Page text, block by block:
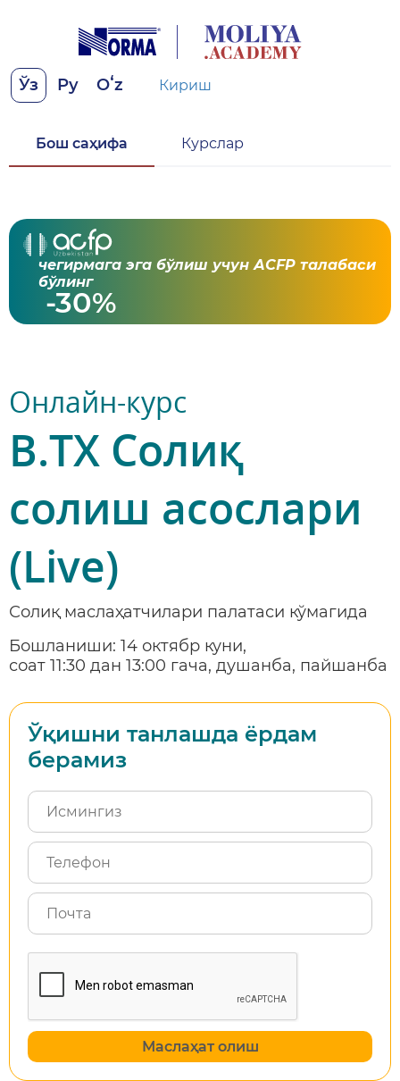
Ўз Ру Oʻz Кириш
Бош саҳифа Курслар
чегирмага эга бўлиш учун АСFР талабаси
бўлинг
-30%
Онлайн-курс
B.TX Солиқ
солиш асослари
(Live)
Солиқ маслаҳатчилари палатаси кўмагида
Бошланиши: 14 октябр куни,
соат 11:30 дан 13:00 гача, душанба, пайшанба
Ўқишни танлашда ёрдам
берамиз
Маслаҳат олиш